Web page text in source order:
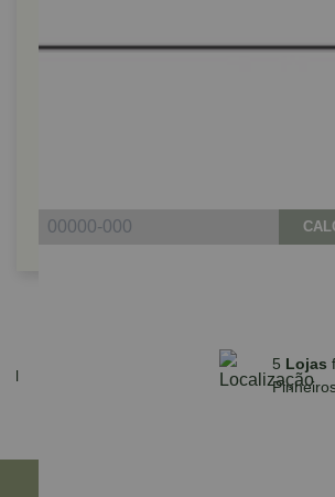
Parcele em até 10x sem juros no
para compras acima de R$590,00